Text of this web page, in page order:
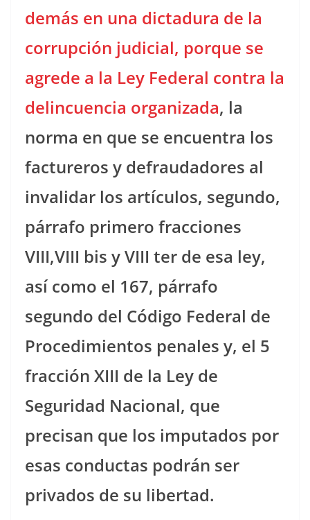
demás en una dictadura de la
corrupción judicial, porque se
agrede a la Ley Federal contra la
delincuencia organizada, la
norma en que se encuentra los
factureros y defraudadores al
invalidar los artículos, segundo,
párrafo primero fracciones
VIII,VIII bis y VIII ter de esa ley,
así como el 167, párrafo
segundo del Código Federal de
Procedimientos penales y, el 5
fracción XIII de la Ley de
Seguridad Nacional, que
precisan que los imputados por
esas conductas podrán ser
privados de su libertad.